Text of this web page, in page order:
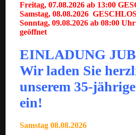
News
Gratulation zum GPCert
Surgery
JUNI 2025
Kleintiere
Freitag, 07.08.2026 ab 13:00
Samstag, 08.08.2026
Sonntag, 09.08.2026 ab 08:00
geöffnet
EINLADUNG
Wir laden Sie
unserem 35-
ein!
Samstag 08.08.2026